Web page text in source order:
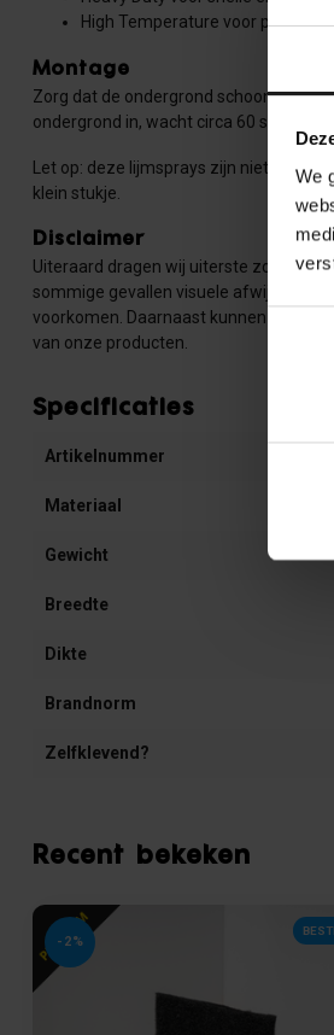
We
High Temperature voor
Montage
Zorg dat de ondergrond schoon, droog
ondergrond in, wacht circa 60
Let op: deze lijmsprays zijn niet
klein stukje.
Disclaimer
Uiteraard dragen wij uiterste zorg voor
sommige gevallen visuele afwijkingen
voorkomen. Daarnaast kunnen er
van onze producten.
Specificaties
Artikelnummer
Materiaal
Gewicht
Breedte
Dikte
Brandnorm
Zelfklevend?
Recent bekeken
-2%